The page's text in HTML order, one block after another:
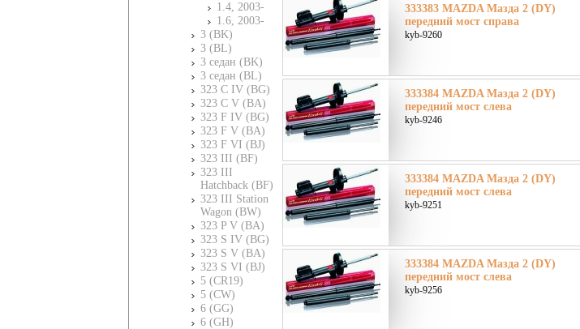
1.4, 2003-
1.6, 2003-
3 (BK)
3 (BL)
3 седан (BK)
3 седан (BL)
323 C IV (BG)
323 C V (BA)
323 F IV (BG)
323 F V (BA)
323 F VI (BJ)
323 III (BF)
323 III
Hatchback (BF)
323 III Station
Wagon (BW)
323 P V (BA)
323 S IV (BG)
323 S V (BA)
323 S VI (BJ)
5 (CR19)
5 (CW)
6 (GG)
6 (GH)
333383 MAZDA Мазда 2 (DY)
передний мост справа
kyb-9260
333384 MAZDA Мазда 2 (DY)
передний мост слева
kyb-9246
333384 MAZDA Мазда 2 (DY)
передний мост слева
kyb-9251
333384 MAZDA Мазда 2 (DY)
передний мост слева
kyb-9256